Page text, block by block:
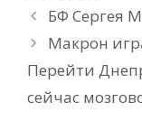
БФ Сергея
Макрон
Перейти
сейчас